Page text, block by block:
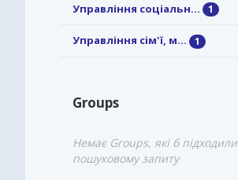
Управління соціальн... 1
Управління сім'ї, м... 1
Groups
Немає Groups, які б підходили
пошуковому запиту